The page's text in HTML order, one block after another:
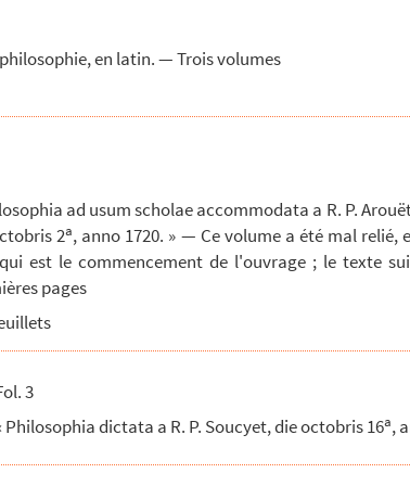
martii 6
Stephani ...
die undecim...
d...
et utilitat...
en latin. — Trois volumes
ad usum scholae accommodata a R. P.
2a, anno 1720. » — Ce volume a été mal
est le commencement de l'ouvrage ; le texte
pages
3
Philosophia dictata a R. P. Soucyet, die octobris 16a,